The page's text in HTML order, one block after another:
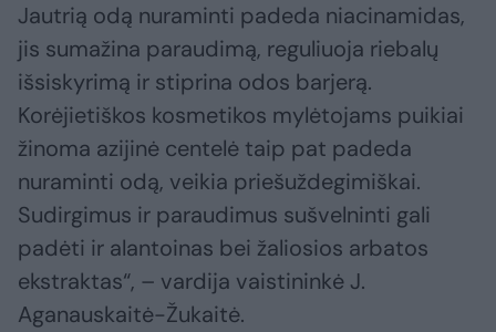
Jautrią odą nuraminti padeda niacinamidas,
jis sumažina paraudimą, reguliuoja riebalų
išsiskyrimą ir stiprina odos barjerą.
Korėjietiškos kosmetikos mylėtojams puikiai
žinoma azijinė centelė taip pat padeda
nuraminti odą, veikia priešuždegimiškai.
Sudirgimus ir paraudimus sušvelninti gali
padėti ir alantoinas bei žaliosios arbatos
ekstraktas“, – vardija vaistininkė J.
Aganauskaitė-Žukaitė.